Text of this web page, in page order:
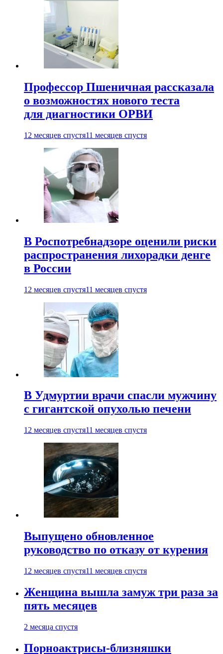
Профессор Пшеничная рассказала
о возможностях нового теста
для диагностики ОРВИ
12 месяцев спустя11 месяцев спустя
В Роспотребнадзоре оценили риски
распространения лихорадки денге
в России
12 месяцев спустя11 месяцев спустя
В Удмуртии врачи спасли мужчину
с гигантской опухолью печени
12 месяцев спустя11 месяцев спустя
Выпущено обновленное
руководство по отказу от курения
12 месяцев спустя11 месяцев спустя
Женщина вышла замуж три раза за
пять месяцев
2 месяца спустя
Порноактрисы-близняшки